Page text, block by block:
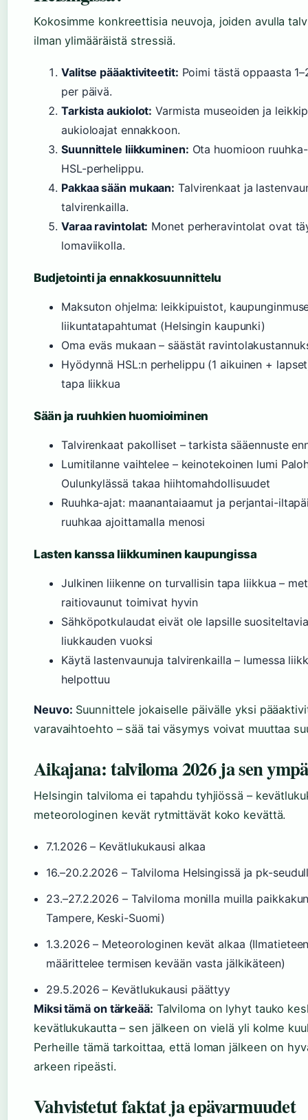
Kokosimme konkreettisia neuvoja, joiden avulla
ilman ylimääräistä stressiä.
Valitse pääaktiviteetit: Poimi tästä oppaasta
per päivä.
Tarkista aukiolot: Varmista museoiden ja
aukioloajat ennakkoon.
Suunnittele liikkuminen: Ota huomioon
HSL-perhelippu.
Pakkaa sään mukaan: Talvirenkaat ja
talvirenkailla.
Varaa ravintolat: Monet perheravintolat ovat
lomaviikolla.
Budjetointi ja ennakkosuunnittelu
Maksuton ohjelma: leikkipuistot,
liikuntatapahtumat (Helsingin kaupunki)
Oma eväs mukaan – säästät
Hyödynnä HSL:n perhelippu (1 aikuinen +
tapa liikkua
Sään ja ruuhkien huomioiminen
Talvirenkaat pakolliset – tarkista sääennuste
Lumitilanne vaihtelee – keinotekoinen lumi
Oulunkylässä takaa hiihtomahdollisuudet
Ruuhka-ajat: maanantaiaamut ja perjantai-
ruuhkaa ajoittamalla menosi
Lasten kanssa liikkuminen kaupungissa
Julkinen liikenne on turvallisin tapa liikkua –
raitiovaunut toimivat hyvin
Sähköpotkulaudat eivät ole lapsille
liukkauden vuoksi
Käytä lastenvaunuja talvirenkailla – lumessa
helpottuu
Neuvo: Suunnittele jokaiselle päivälle yksi
varavaihtoehto – sää tai väsymys voivat muuttaa
Aikajana: talviloma 2026 ja sen
Helsingin talviloma ei tapahdu tyhjiössä –
meteorologinen kevät rytmittävät koko kevättä.
7.1.2026 – Kevätlukukausi alkaa
16.–20.2.2026 – Talviloma Helsingissä ja pk-
23.–27.2.2026 – Talviloma monilla muilla
Tampere, Keski-Suomi)
1.3.2026 – Meteorologinen kevät alkaa
määrittelee termisen kevään vasta jälkikäteen)
29.5.2026 – Kevätlukukausi päättyy
Miksi tämä on tärkeää: Talviloma on lyhyt tauko
kevätlukukautta – sen jälkeen on vielä yli kolme
Perheille tämä tarkoittaa, että loman jälkeen on
arkeen ripeästi.
Vahvistetut faktat ja epävarmuudet